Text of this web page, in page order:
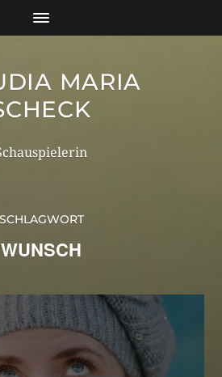
MARIA
SCHLAGWORT
WUNSCH